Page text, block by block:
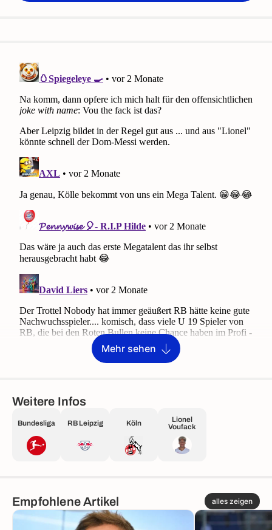
Mehr sehen
Weitere Infos
Bundesliga RB Leipzig Köln
Lionel
Voufack
Empfohlene Artikel alles zeigen